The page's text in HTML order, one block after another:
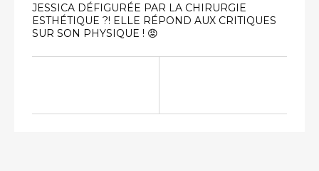
JESSICA DÉFIGURÉE PAR LA CHIRURGIE
ESTHÉTIQUE ?! ELLE RÉPOND AUX CRITIQUES
SUR SON PHYSIQUE ! 😡